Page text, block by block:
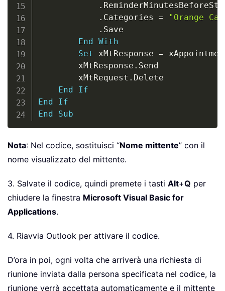
.
. Categories =
"Orange
. Save
End
With
Set xMtResponse =
        xMtResponse
. Send
        xMtRequest
. Delete
End
If
End
If
End
Sub
Nota: Nel codice, sostituisci “Nome mittente” con il
nome visualizzato del mittente.
3. Salvate il codice, quindi premete i tasti Alt+Q per
chiudere la finestra Microsoft Visual Basic for
Applications.
4. Riavvia Outlook per attivare il codice.
D’ora in poi, ogni volta che arriverà una richiesta di
riunione inviata dalla persona specificata nel codice, la
riunione verrà accettata automaticamente e il mittente